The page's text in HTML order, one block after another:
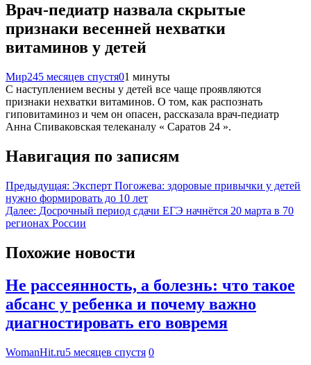
Врач-педиатр назвала скрытые
признаки весенней нехватки
витаминов у детей
Мир245 месяцев спустя01 минуты
С наступлением весны у детей все чаще проявляются
признаки нехватки витаминов. О том, как распознать
гиповитаминоз и чем он опасен, рассказала врач‑педиатр
Анна Спиваковская телеканалу « Саратов 24 ».
Навигация по записям
Предыдущая: Эксперт Погожева: здоровые привычки у детей
нужно формировать до 10 лет
Далее: Досрочный период сдачи ЕГЭ начнётся 20 марта в 70
регионах России
Похожие новости
Не рассеянность, а болезнь: что такое
абсанс у ребенка и почему важно
диагностировать его вовремя
WomanHit.ru5 месяцев спустя 0